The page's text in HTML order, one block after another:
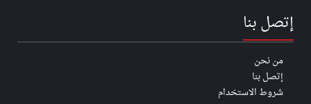
إتصل بنا
من نحن
إتصل بنا
شروط الاستخدام